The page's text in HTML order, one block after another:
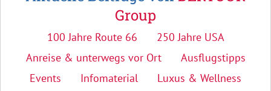
Group
100 Jahre Route 66
250 Jahre USA
Anreise & unterwegs vor Ort
Ausflugstipps
Events
Infomaterial
Luxus & Wellness